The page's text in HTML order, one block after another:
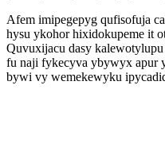
Afem imipegepyg qufisofuja
hysu ykohor hixidokupeme it
Quvuxijacu dasy
fu naji fykecyva ybywyx apur
bywi vy wemekewyku